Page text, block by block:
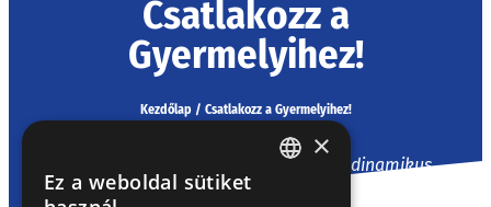
Csatlakozz a
Gyermelyihez!
Kezdőlap/ Csatlakozz a Gyermelyihez!
Csatlakozz hozzánk és légy része egy dinamikus
csapatnak! Nézz szét a állásajánlataink között! Ha most
×
Ez a weboldal sütiket